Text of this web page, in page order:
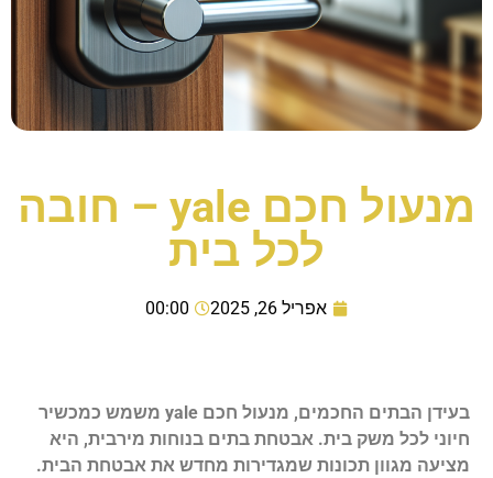
מנעול חכם yale – חובה
לכל בית
אפריל 26, 2025 00:00
בעידן הבתים החכמים, מנעול חכם yale משמש כמכשיר
חיוני לכל משק בית. אבטחת בתים בנוחות מירבית, היא
מציעה מגוון תכונות שמגדירות מחדש את אבטחת הבית.